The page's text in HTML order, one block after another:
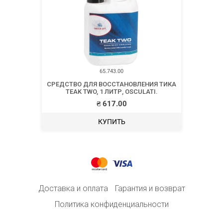
65.743.00
CРЕДСТВО ДЛЯ ВОССТАНОВЛЕНИЯ ТИКА
TEAK TWO, 1 ЛИТР, OSCULATI.
₴617.00
КУПИТЬ
Доставка и оплата
Гарантия и возврат
Политика конфиденциальности